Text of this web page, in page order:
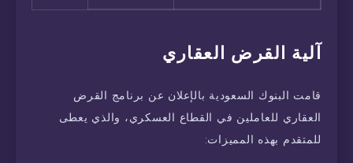
آلية القرض العقاري
قامت البنوك السعودية بالإعلان عن برنامج القرض
العقاري للعاملين في القطاع العسكري، والذي يعطى
للمتقدم بهذه المميزات: